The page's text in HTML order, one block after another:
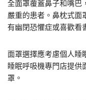
全面罩覆蓋鼻子和嘴巴
嚴重的患者。鼻枕式面
有幽閉恐懼症或喜歡看
面罩選擇應考慮個人睡
睡眠呼吸機專門店提供
罩。